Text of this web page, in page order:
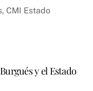
CMI Estado
y el Estado